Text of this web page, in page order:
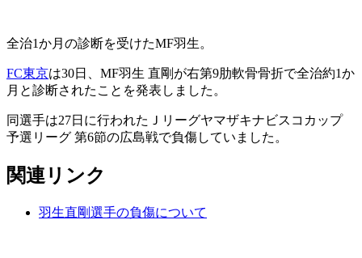
全治1か月の診断を受けたMF羽生。
FC東京は30日、MF羽生 直剛が右第9肋軟骨骨折で全治約1か
月と診断されたことを発表しました。
同選手は27日に行われたＪリーグヤマザキナビスコカップ
予選リーグ 第6節の広島戦で負傷していました。
関連リンク
羽生直剛選手の負傷について